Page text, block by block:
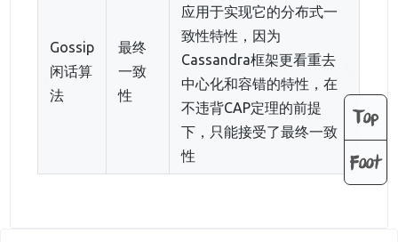
Gossip
闲话算
法
最终
一致
性
应用于实现它的分布式一
致性特性，因为
Cassandra框架更看重去
中心化和容错的特性，在
不违背CAP定理的前提
下，只能接受了最终一致
性
Top
Foot